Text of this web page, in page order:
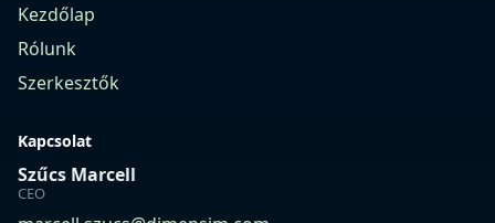
Kezdőlap
Rólunk
Szerkesztők
Kapcsolat
Szűcs Marcell
CEO